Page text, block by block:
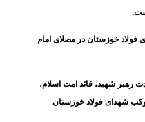
فولاد خوزستان در مصلای امام
رهبر شهید، قائد امت اسلام،
شهدای فولاد خوزستان